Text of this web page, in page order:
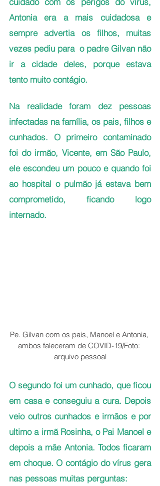
Antonia era a mais cuidadosa e
sempre advertia os filhos, muitas
vezes pediu para  o padre Gilvan não
ir a cidade deles, porque estava
tento muito contágio.
Na realidade foram dez pessoas
infectadas na família, os pais, filhos e
cunhados. O primeiro contaminado
foi do irmão, Vicente, em São Paulo,
ele escondeu um pouco e quando foi
ao hospital o pulmão já estava bem
comprometido, ficando logo
internado.
Pe. Gilvan com os pais, Manoel e Antonia,
ambos faleceram de COVID-19/Foto:
arquivo pessoal
O segundo foi um cunhado, que ficou
em casa e conseguiu a cura. Depois
veio outros cunhados e irmãos e por
ultimo a irmã Rosinha, o Pai Manoel e
depois a mãe Antonia. Todos ficaram
em choque. O contágio do vírus gera
nas pessoas muitas perguntas: